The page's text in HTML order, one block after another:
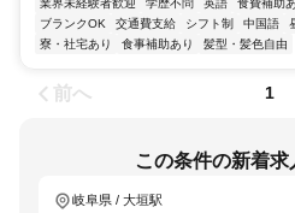
業界未経験者歓迎 学歴不問 英語 食費補助
ブランクOK
交通費支給 シフト制 中国語
寮・社宅あり
食事補助あり 髪型・髪色自由
前へ 1
この条件の新着
岐阜県 / 大垣駅